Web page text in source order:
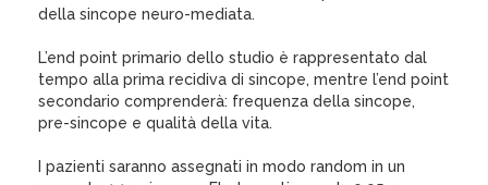
della sincope neuro-mediata.
L’end point primario dello studio è rappresentato dal
tempo alla prima recidiva di sincope, mentre l’end point
secondario comprenderà: frequenza della sincope,
pre-sincope e qualità della vita.
I pazienti saranno assegnati in modo random in un